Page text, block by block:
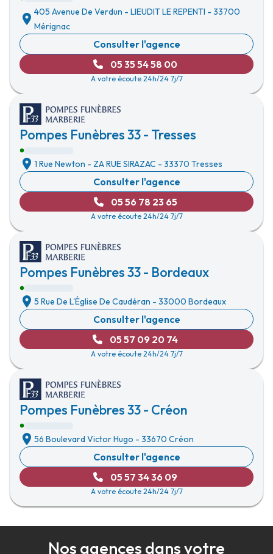
405 Avenue De Verdun - LIEUDIT LE REPENTI - 33700
Mérignac
Consulter l'agence
05 35 54 58 00
A votre écoute 24h/24 7j/7
Pompes Funèbres 33 - Tresses
1 Rue Newton - ZA RUE SIRAZAC - 33370 Tresses
Consulter l'agence
05 56 78 23 65
A votre écoute 24h/24 7j/7
Pompes Funèbres 33 - Bordeaux
5 Rue De L'Église De Caudéran - 33000 Bordeaux
Consulter l'agence
05 57 09 20 74
A votre écoute 24h/24 7j/7
Pompes Funèbres 33 - Créon
56 Boulevard Victor Hugo - 33670 Créon
Consulter l'agence
05 57 34 36 09
A votre écoute 24h/24 7j/7
Nos agences dans votre